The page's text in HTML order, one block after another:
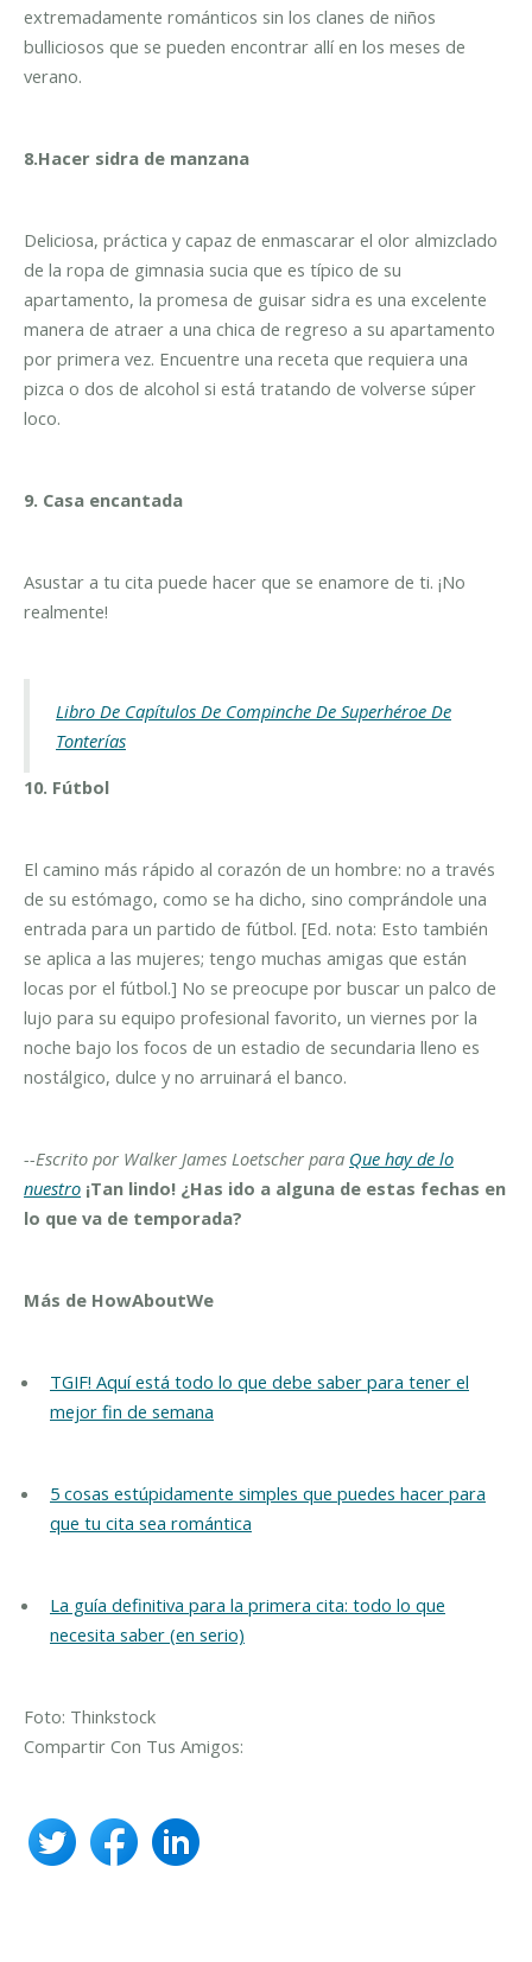
extremadamente románticos sin los clanes de niños
bulliciosos que se pueden encontrar allí en los meses de
verano.
8.Hacer sidra de manzana
Deliciosa, práctica y capaz de enmascarar el olor almizclado
de la ropa de gimnasia sucia que es típico de su
apartamento, la promesa de guisar sidra es una excelente
manera de atraer a una chica de regreso a su apartamento
por primera vez. Encuentre una receta que requiera una
pizca o dos de alcohol si está tratando de volverse súper
loco.
9. Casa encantada
Asustar a tu cita puede hacer que se enamore de ti. ¡No
realmente!
Libro De Capítulos De Compinche De Superhéroe De
Tonterías
10. Fútbol
El camino más rápido al corazón de un hombre: no a través
de su estómago, como se ha dicho, sino comprándole una
entrada para un partido de fútbol. [Ed. nota: Esto también
se aplica a las mujeres; tengo muchas amigas que están
locas por el fútbol.] No se preocupe por buscar un palco de
lujo para su equipo profesional favorito, un viernes por la
noche bajo los focos de un estadio de secundaria lleno es
nostálgico, dulce y no arruinará el banco.
--Escrito por Walker James Loetscher para Que hay de lo
nuestro ¡Tan lindo! ¿Has ido a alguna de estas fechas en
lo que va de temporada?
Más de HowAboutWe
TGIF! Aquí está todo lo que debe saber para tener el
mejor fin de semana
5 cosas estúpidamente simples que puedes hacer para
que tu cita sea romántica
La guía definitiva para la primera cita: todo lo que
necesita saber (en serio)
Foto: Thinkstock
Compartir Con Tus Amigos: